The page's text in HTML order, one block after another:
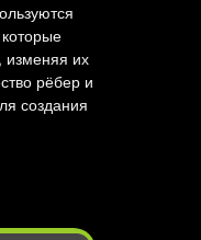
их
рёбер и
создания